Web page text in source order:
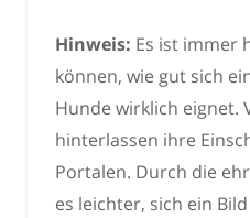
Hinweis: Es ist immer
können, wie gut sich
Hunde wirklich eignet.
hinterlassen ihre
Portalen. Durch die
es leichter, sich ein